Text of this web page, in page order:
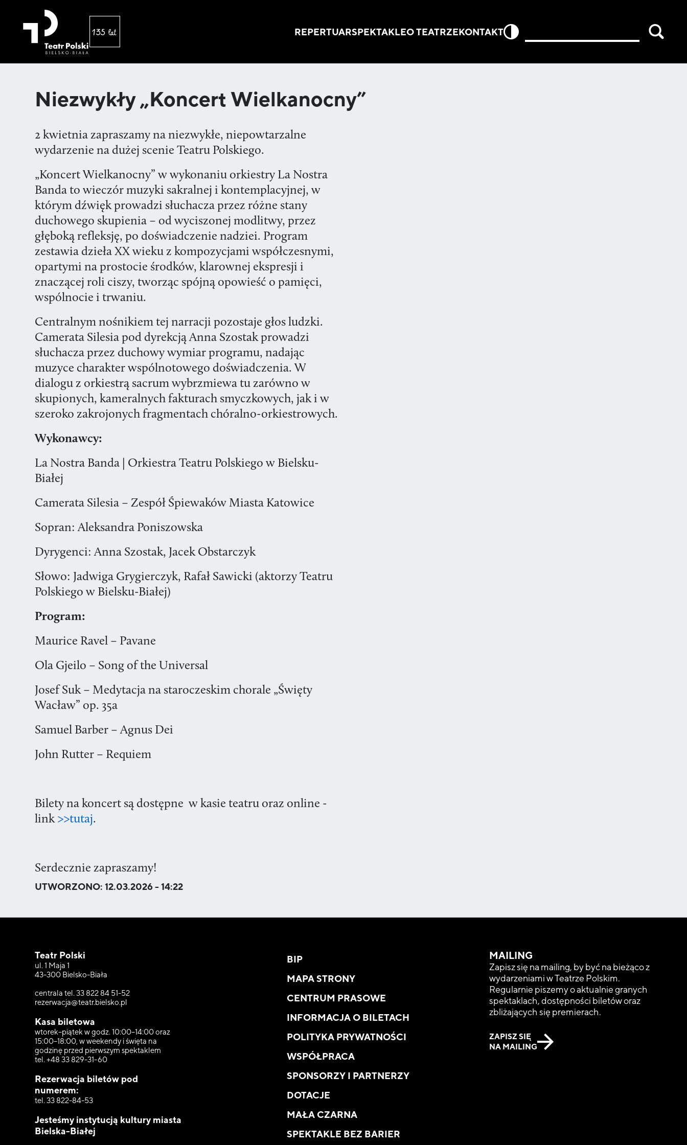
REPERTUARSPEKTAKLEO TEATRZEKONTAKT
Niezwykły „Koncert Wielkanocny”
2 kwietnia zapraszamy na niezwykłe, niepowtarzalne
wydarzenie na dużej scenie Teatru Polskiego.
„Koncert Wielkanocny” w wykonaniu orkiestry La Nostra
Banda to wieczór muzyki sakralnej i kontemplacyjnej, w
którym dźwięk prowadzi słuchacza przez różne stany
duchowego skupienia – od wyciszonej modlitwy, przez
głęboką refleksję, po doświadczenie nadziei. Program
zestawia dzieła XX wieku z kompozycjami współczesnymi,
opartymi na prostocie środków, klarownej ekspresji i
znaczącej roli ciszy, tworząc spójną opowieść o pamięci,
wspólnocie i trwaniu.
Centralnym nośnikiem tej narracji pozostaje głos ludzki.
Camerata Silesia pod dyrekcją Anna Szostak prowadzi
słuchacza przez duchowy wymiar programu, nadając
muzyce charakter wspólnotowego doświadczenia. W
dialogu z orkiestrą sacrum wybrzmiewa tu zarówno w
skupionych, kameralnych fakturach smyczkowych, jak i w
szeroko zakrojonych fragmentach chóralno-orkiestrowych.
Wykonawcy:
La Nostra Banda | Orkiestra Teatru Polskiego w Bielsku-
Białej
Camerata Silesia – Zespół Śpiewaków Miasta Katowice
Sopran: Aleksandra Poniszowska
Dyrygenci: Anna Szostak, Jacek Obstarczyk
Słowo: Jadwiga Grygierczyk, Rafał Sawicki (aktorzy Teatru
Polskiego w Bielsku-Białej)
Program:
Maurice Ravel – Pavane
Ola Gjeilo – Song of the Universal
Josef Suk – Medytacja na staroczeskim chorale „Święty
Wacław” op. 35a
Samuel Barber – Agnus Dei
John Rutter – Requiem
Bilety na koncert są dostępne w kasie teatru oraz online -
link >>tutaj.
Serdecznie zapraszamy!
UTWORZONO: 12.03.2026 - 14:22
Teatr Polski
ul. 1 Maja 1
43-300 Bielsko-Biała
centrala tel. 33 822 84 51-52
rezerwacja@teatr.bielsko.pl
Kasa biletowa
wtorek–piątek w godz. 10:00–14:00 oraz
15:00–18:00, w weekendy i święta na
godzinę przed pierwszym spektaklem
tel. +48 33 829-31-60
Rezerwacja biletów pod
numerem:
tel. 33 822-84-53
Jesteśmy instytucją kultury miasta
Bielska-Białej
BIP
MAPA STRONY
CENTRUM PRASOWE
INFORMACJA O BILETACH
POLITYKA PRYWATNOŚCI
WSPÓŁPRACA
SPONSORZY I PARTNERZY
DOTACJE
MAŁA CZARNA
SPEKTAKLE BEZ BARIER
MAILING
Zapisz się na mailing, by być na bieżąco z
wydarzeniami w Teatrze Polskim.
Regularnie piszemy o aktualnie granych
spektaklach, dostępności biletów oraz
zbliżających się premierach.
ZAPISZ SIĘ
NA MAILING